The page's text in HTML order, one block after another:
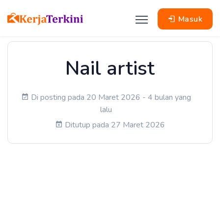
Masuk
Nail artist
Di posting pada 20 Maret 2026 - 4 bulan yang
lalu
Ditutup pada 27 Maret 2026